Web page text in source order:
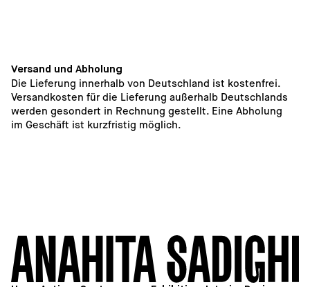
Versand und Abholung
Die Lieferung innerhalb von Deutschland ist kostenfrei.
Versandkosten für die Lieferung außerhalb Deutschlands
werden gesondert in Rechnung gestellt. Eine Abholung
im Geschäft ist kurzfristig möglich.